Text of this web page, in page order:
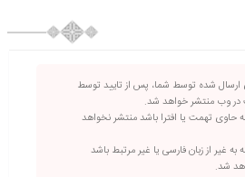
ارسال شده توسط شما، پس از تایید توسط
در وب منتشر خواهد شد.
حاوی تهمت یا افترا باشد منتشر نخواهد
به غیر از زبان فارسی یا غیر مرتبط باشد
شد.